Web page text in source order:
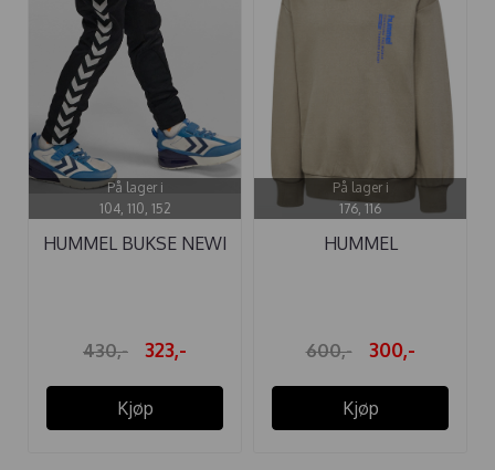
På lager i
104, 110, 152
HUMMEL BUKSE NEWI
430,- 323,-
Kjøp
På lager i
176, 116
HUMMEL
600,- 300,-
Kjøp